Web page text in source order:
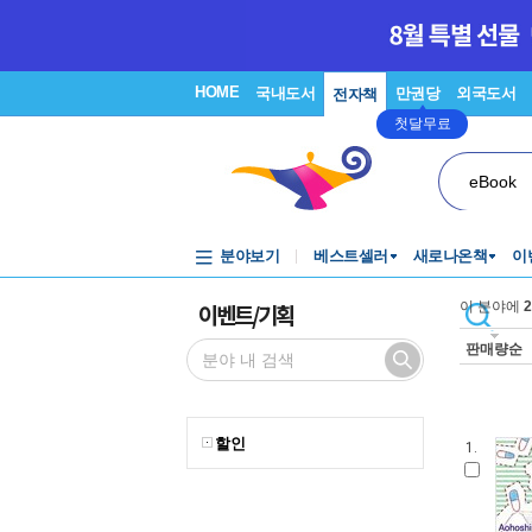
HOME 국내도서 전자책 만권당
첫달무료
외국도서
eBook
분야보기 베스트셀러 새로나온책 이
이벤트/기획
할인
이 분야에 2
판매량순
1.